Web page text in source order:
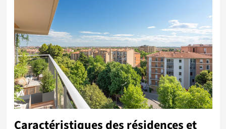
Caractéristiques des résidences et